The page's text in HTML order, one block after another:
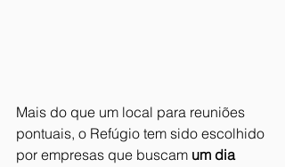
Mais do que um local para reuniões
pontuais, o Refúgio tem sido escolhido
por empresas que buscam um dia